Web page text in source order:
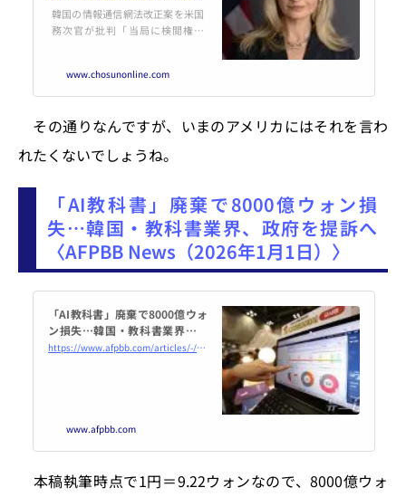
韓国の情報通信網法改正案を米国
務次官が批判「当局に検閲権付
www.chosunonline.com
その通りなんですが、いまのアメリカにはそれを言わ
れたくないでしょうね。
「AI教科書」廃棄で8000億ウォン損
失…韓国・教科書業界、政府を提訴へ
〈AFPBB News（2026年1月1日）〉
「AI教科書」廃棄で8000億ウォ
ン損失…韓国・教科書業界、政
府を提訴へ
https://www.afpbb.com/articles/-/3616452
www.afpbb.com
本稿執筆時点で1円＝9.22ウォンなので、8000億ウォ